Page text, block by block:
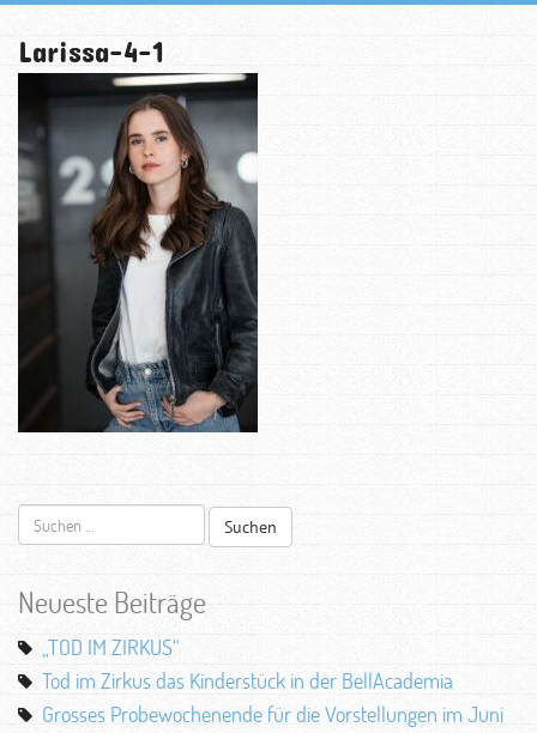
Larissa-4-1
Suchen
nach:
Neueste Beiträge
„TOD IM ZIRKUS“
Tod im Zirkus das Kinderstück in der BellAcademia
Grosses Probewochenende für die Vorstellungen im Juni